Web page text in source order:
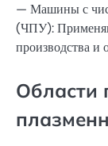
— Машины с
(ЧПУ):
производства и
Области